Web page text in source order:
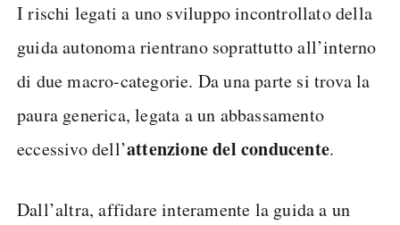
I rischi legati a uno sviluppo incontrollato della
guida autonoma rientrano soprattutto all’interno
di due macro-categorie. Da una parte si trova la
paura generica, legata a un abbassamento
eccessivo dell’attenzione del conducente.
Dall’altra, affidare interamente la guida a un